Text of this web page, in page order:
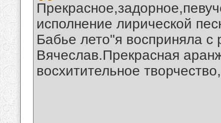
исполнение лирической
Бабье лето"я восприняла
Вячеслав.Прекрасная
восхитительное